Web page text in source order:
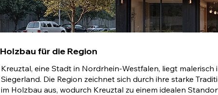
Holzbau für die Region
Kreuztal, eine Stadt in Nordrhein-Westfalen, liegt malerisch
Siegerland. Die Region zeichnet sich durch ihre starke
im Holzbau aus, wodurch Kreuztal zu einem idealen